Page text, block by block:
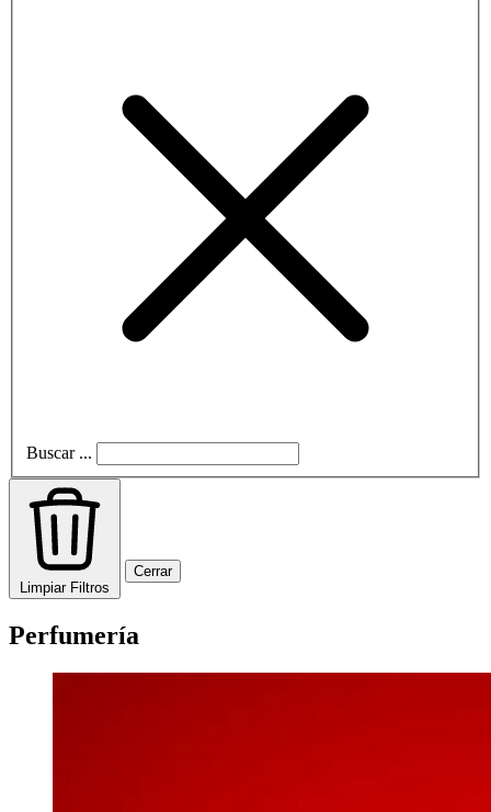
Buscar ...
Limpiar Filtros
Cerrar
Perfumería